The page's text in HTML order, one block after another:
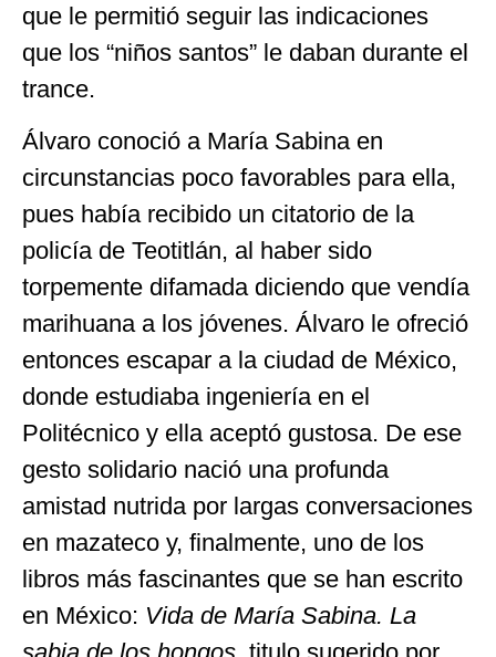
que le permitió seguir las indicaciones
que los “niños santos” le daban durante el
trance.
Álvaro conoció a María Sabina en
circunstancias poco favorables para ella,
pues había recibido un citatorio de la
policía de Teotitlán, al haber sido
torpemente difamada diciendo que vendía
marihuana a los jóvenes. Álvaro le ofreció
entonces escapar a la ciudad de México,
donde estudiaba ingeniería en el
Politécnico y ella aceptó gustosa. De ese
gesto solidario nació una profunda
amistad nutrida por largas conversaciones
en mazateco y, finalmente, uno de los
libros más fascinantes que se han escrito
en México: Vida de María Sabina. La